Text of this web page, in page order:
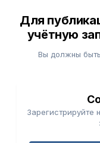
Для
учётную
Вы должны
Зарегистрируйте